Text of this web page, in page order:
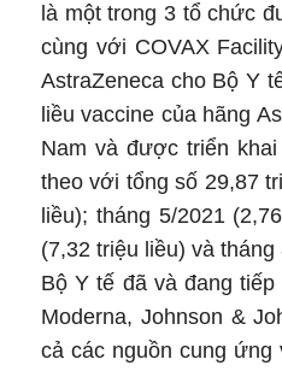
là một trong 3 tổ chức
cùng với COVAX
AstraZeneca cho Bộ Y
liều vaccine của hãng
Nam và được triển
theo với tổng số 29,87
liều); tháng 5/2021
(7,32 triệu liều) và
Bộ Y tế đã và đang
Moderna, Johnson &
cả các nguồn cung ứng